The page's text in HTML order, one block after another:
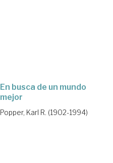
En busca de un mundo
mejor
Popper, Karl R. (1902-1994)